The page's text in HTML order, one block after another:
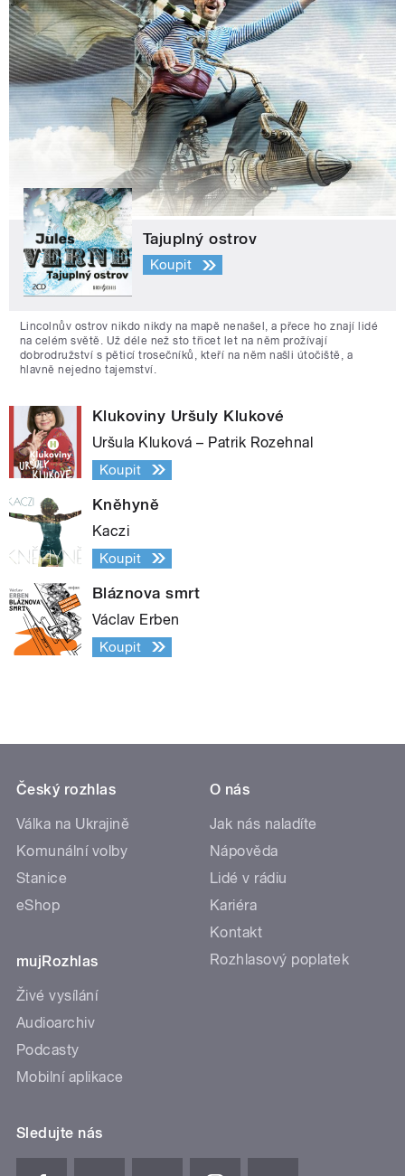
Tajuplný ostrov
Koupit
Lincolnův ostrov nikdo nikdy na mapě nenašel, a přece ho znají lidé
na celém světě. Už déle než sto třicet let na něm prožívají
dobrodružství s pěticí trosečníků, kteří na něm našli útočiště, a
hlavně nejedno tajemství.
Klukoviny Uršuly Klukové
Uršula Kluková – Patrik Rozehnal
Koupit
Kněhyně
Kaczi
Koupit
Bláznova smrt
Václav Erben
Koupit
Český rozhlas
Válka na Ukrajině
Komunální volby
Stanice
eShop
mujRozhlas
Živé vysílání
Audioarchiv
Podcasty
Mobilní aplikace
O nás
Jak nás naladíte
Nápověda
Lidé v rádiu
Kariéra
Kontakt
Rozhlasový poplatek
Sledujte nás